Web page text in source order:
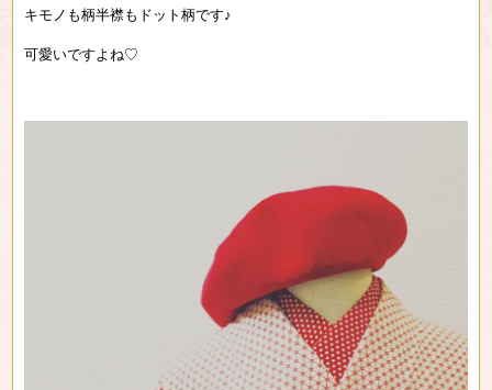
キモノも柄半襟もドット柄です♪
可愛いですよね♡